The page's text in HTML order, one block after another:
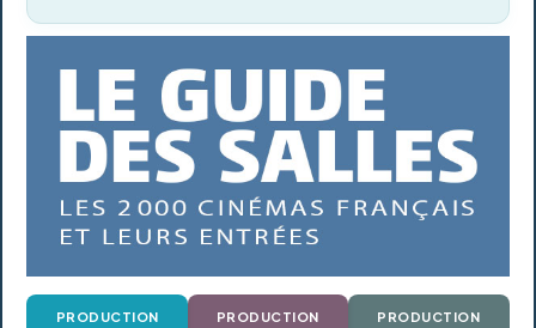
PRODUCTION
PRODUCTION
PRODUCTION